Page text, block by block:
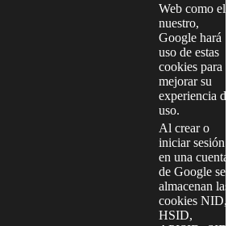
Web como el
nuestro,
Google hará
uso de estas
cookies para
mejorar su
experiencia de
uso.
Al crear o
iniciar sesión
en una cuenta
de Google se
almacenan las
cookies NID,
HSID,